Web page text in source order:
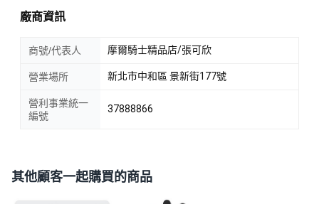
廠商資訊
商號/代表人 摩爾騎士精品店/張可欣
營業場所 新北市中和區 景新街177號
營利事業統一
編號
37888866
其他顧客一起購買的商品